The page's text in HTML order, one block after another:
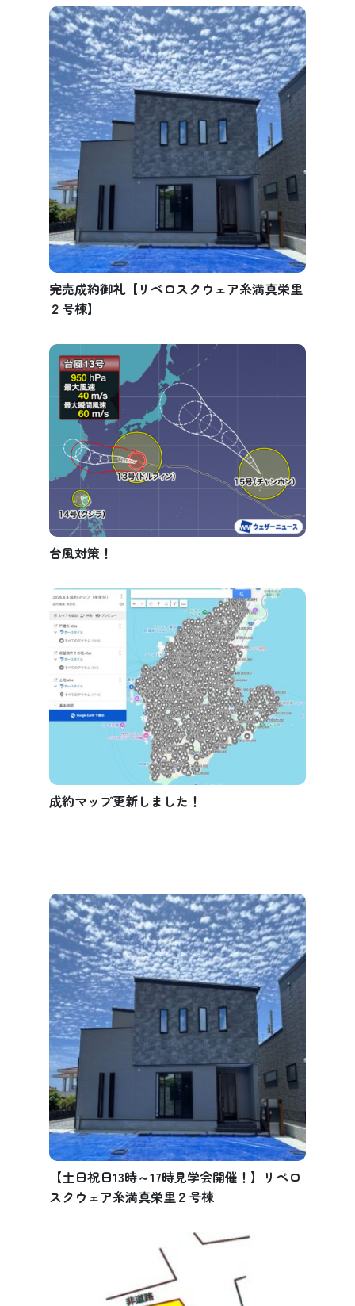
完売成約御礼【リベロスクウェア糸満真栄里
２号棟】
台風対策！
成約マップ更新しました！
【土日祝日13時～17時見学会開催！】リベロ
スクウェア糸満真栄里２号棟